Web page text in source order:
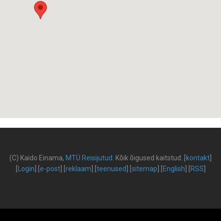
(C) Kaido Einama, MTÜ Reisijutud Kõik õigused kaitstud kontakt
Login e-post] [ reklaam teenused sitemap English RSS